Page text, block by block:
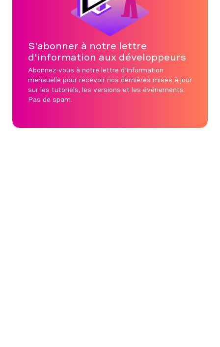
S'abonner à notre lettre
d'information aux développeurs
Abonnez-vous à notre lettre d'information
mensuelle pour recevoir nos dernières mises à jour
sur les tutoriels, les versions et les événements.
Pas de spam.